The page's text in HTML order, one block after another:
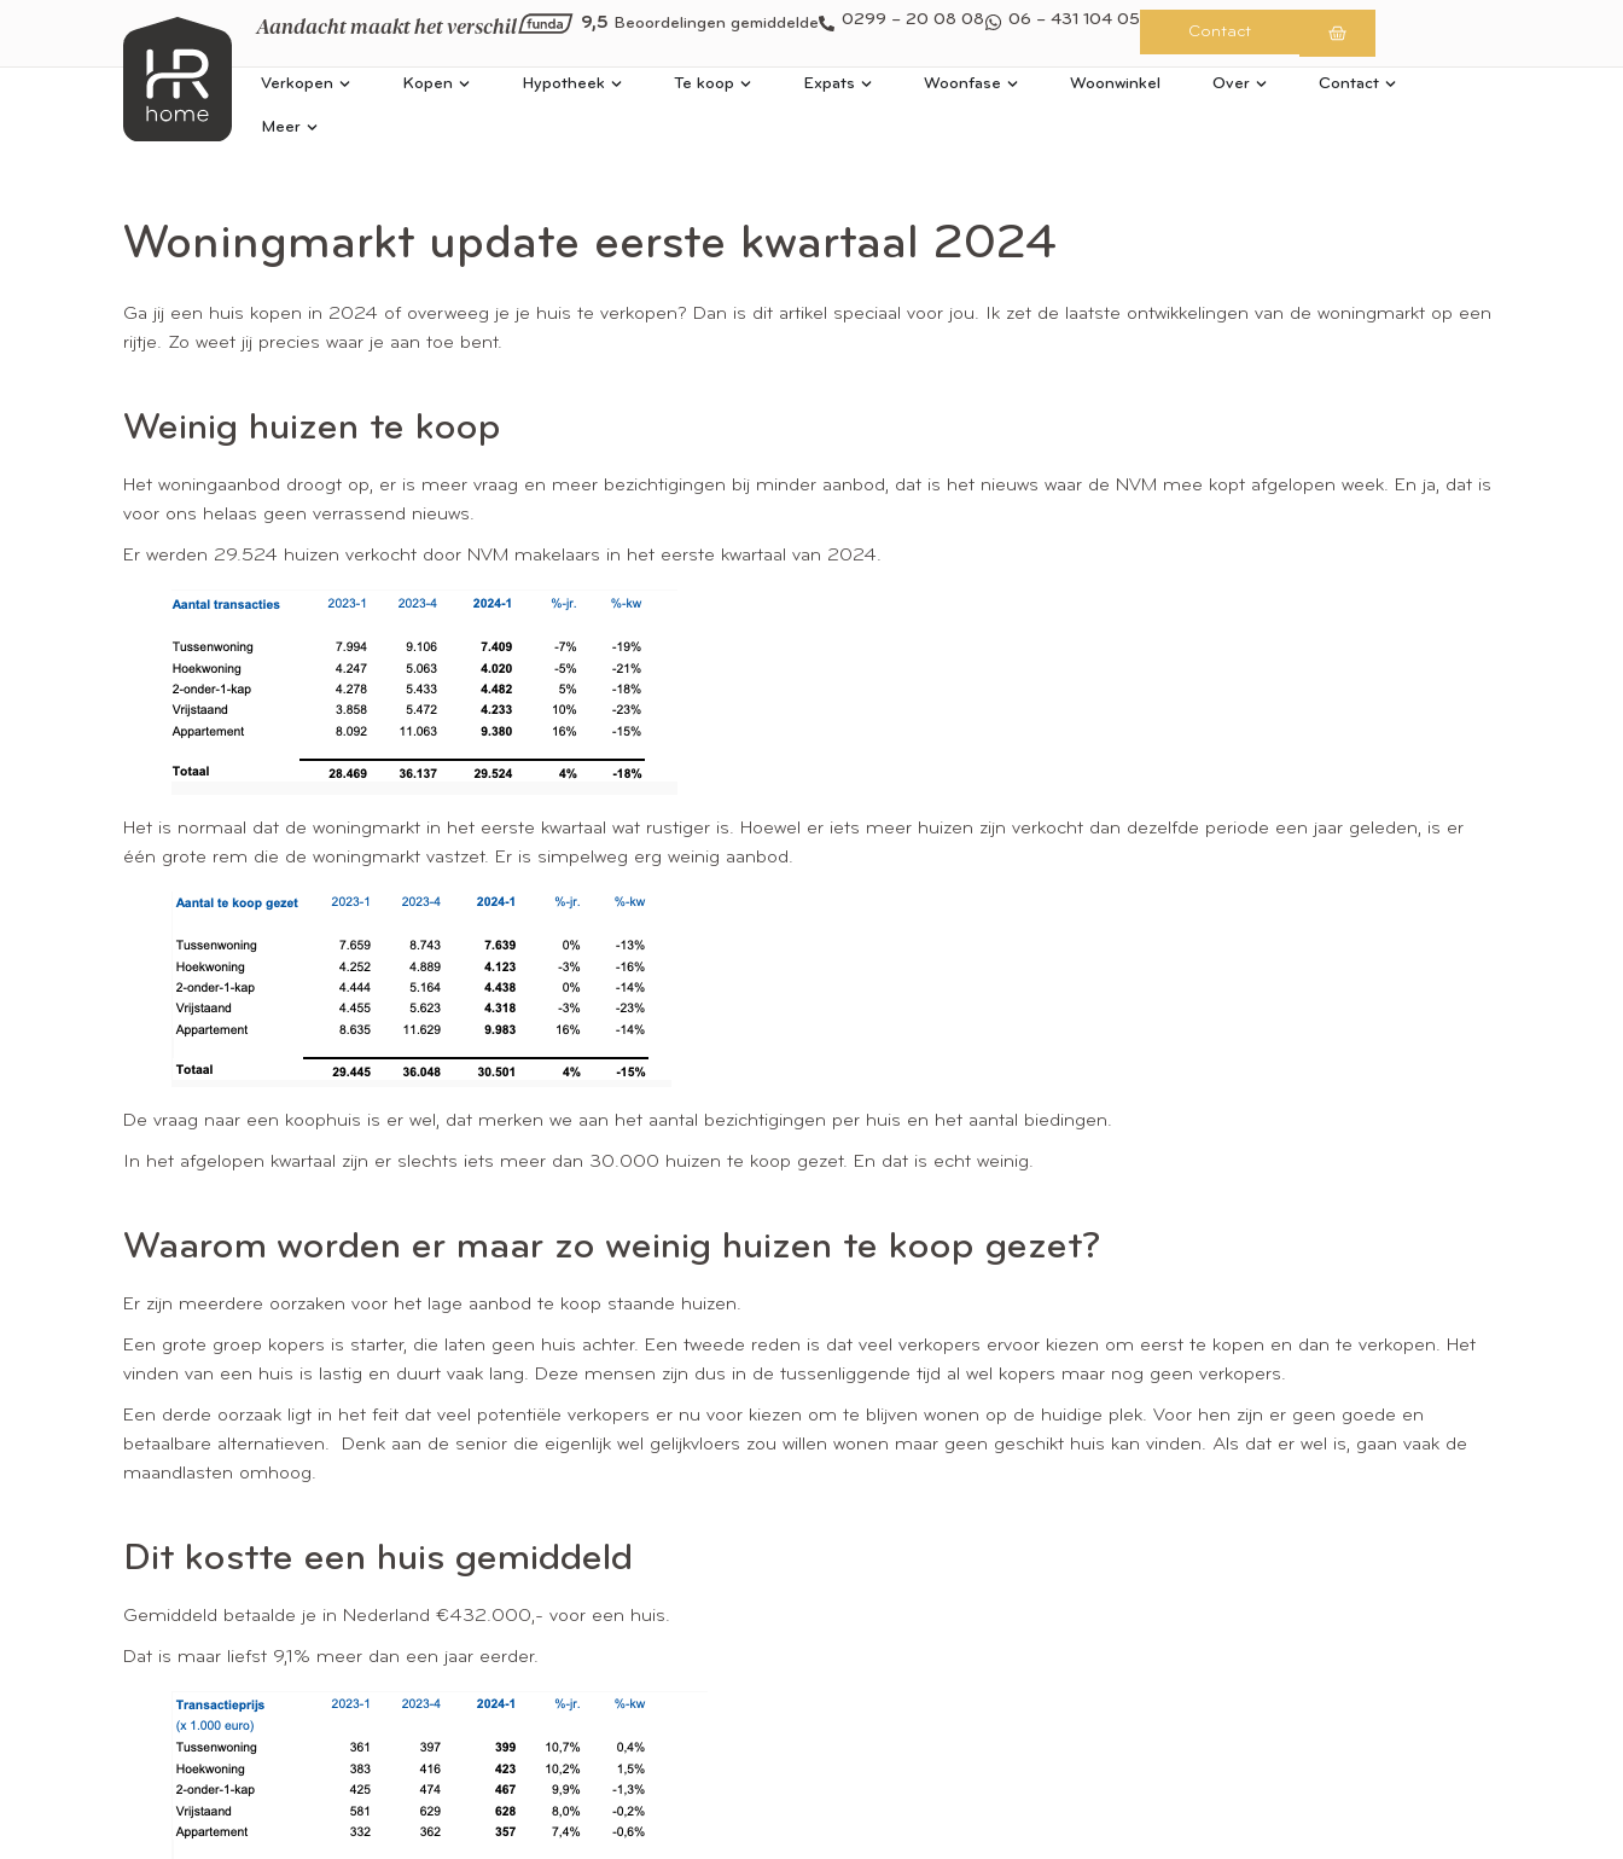
Aandacht maakt het verschil 9,5 Beoordelingen gemiddelde 0299 – 20 08 08 06 – 431 104 05
Contact
Verkopen Kopen Hypotheek Te koop Expats Woonfase Woonwinkel Over Contact
Meer
Woningmarkt update eerste kwartaal 2024
Ga jij een huis kopen in 2024 of overweeg je je huis te verkopen? Dan is dit artikel speciaal voor jou. Ik zet de laatste ontwikkelingen van de woningmarkt op een
rijtje. Zo weet jij precies waar je aan toe bent.
Weinig huizen te koop
Het woningaanbod droogt op, er is meer vraag en meer bezichtigingen bij minder aanbod, dat is het nieuws waar de NVM mee kopt afgelopen week. En ja, dat is
voor ons helaas geen verrassend nieuws.
Er werden 29.524 huizen verkocht door NVM makelaars in het eerste kwartaal van 2024.
Het is normaal dat de woningmarkt in het eerste kwartaal wat rustiger is. Hoewel er iets meer huizen zijn verkocht dan dezelfde periode een jaar geleden, is er
één grote rem die de woningmarkt vastzet. Er is simpelweg erg weinig aanbod.
De vraag naar een koophuis is er wel, dat merken we aan het aantal bezichtigingen per huis en het aantal biedingen.
In het afgelopen kwartaal zijn er slechts iets meer dan 30.000 huizen te koop gezet. En dat is echt weinig.
Waarom worden er maar zo weinig huizen te koop gezet?
Er zijn meerdere oorzaken voor het lage aanbod te koop staande huizen.
Een grote groep kopers is starter, die laten geen huis achter. Een tweede reden is dat veel verkopers ervoor kiezen om eerst te kopen en dan te verkopen. Het
vinden van een huis is lastig en duurt vaak lang. Deze mensen zijn dus in de tussenliggende tijd al wel kopers maar nog geen verkopers.
Een derde oorzaak ligt in het feit dat veel potentiële verkopers er nu voor kiezen om te blijven wonen op de huidige plek. Voor hen zijn er geen goede en
betaalbare alternatieven. Denk aan de senior die eigenlijk wel gelijkvloers zou willen wonen maar geen geschikt huis kan vinden. Als dat er wel is, gaan vaak de
maandlasten omhoog.
Dit kostte een huis gemiddeld
Gemiddeld betaalde je in Nederland €432.000,- voor een huis.
Dat is maar liefst 9,1% meer dan een jaar eerder.